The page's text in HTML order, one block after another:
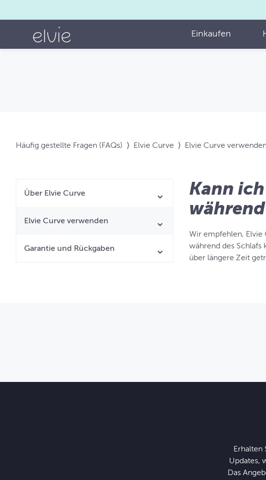
Einkaufen
Häufig gestellte Fragen (FAQs) ⟩ Elvie Curve ⟩ Elvie Curve
Über Elvie Curve
Elvie Curve verwenden
Garantie und Rückgaben
Kann
Wir empfehlen, Elvie
während des Schlafs
über längere Zeit
Erhalten
Updates,
Das